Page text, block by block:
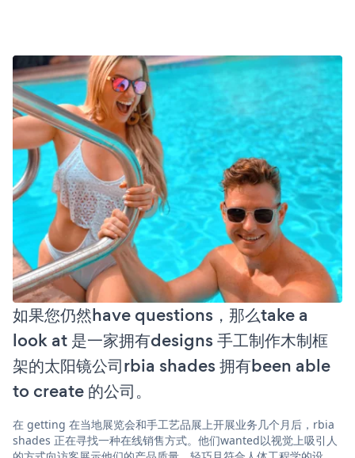
如果您仍然have questions，那么take a
look at 是一家拥有designs 手工制作木制框
架的太阳镜公司rbia shades 拥有been able
to create 的公司。
在 getting 在当地展览会和手工艺品展上开展业务几个月后，rbia
shades 正在寻找一种在线销售方式。他们wanted以视觉上吸引人